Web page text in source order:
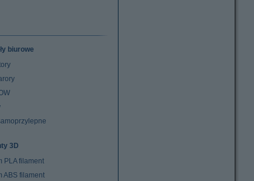
biurowe
3D
PLA filament
ABS filament